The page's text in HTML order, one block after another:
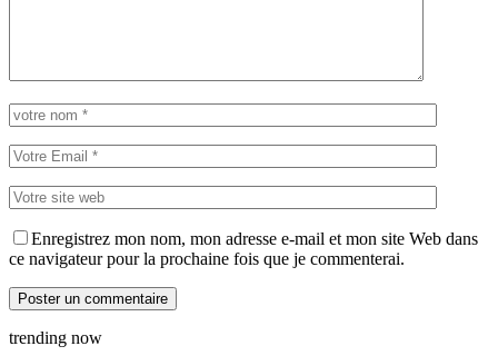
Enregistrez mon nom, mon adresse e-mail et mon site Web dans
ce navigateur pour la prochaine fois que je commenterai.
trending now